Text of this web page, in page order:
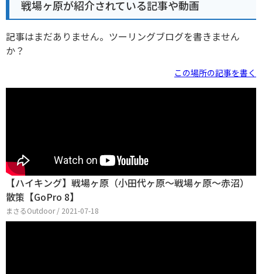
戦場ヶ原が紹介されている記事や動画
記事はまだありません。ツーリングブログを書きません
か？
この場所の記事を書く
【ハイキング】戦場ヶ原（小田代ヶ原〜戦場ヶ原〜赤沼）
散策【GoPro 8】
まさるOutdoor / 2021-07-18